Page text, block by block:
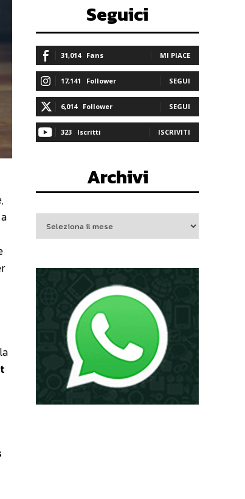
Seguici
31,014 Fans MI PIACE
17,141 Follower SEGUI
6,014 Follower SEGUI
323 Iscritti ISCRIVITI
Archivi